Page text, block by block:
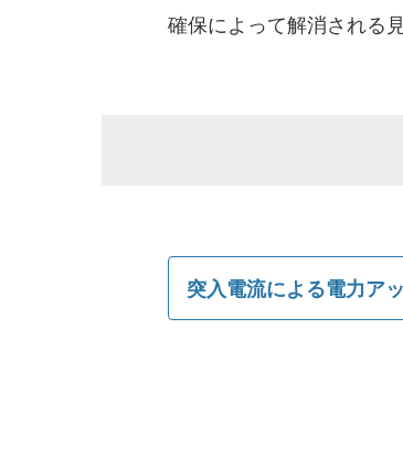
確保によって解消される
突入電流による電力ア